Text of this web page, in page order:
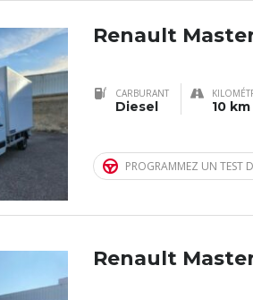
Renault
CARBURANT
Diesel 10 km
PROGRAMMEZ UN TEST
Renault